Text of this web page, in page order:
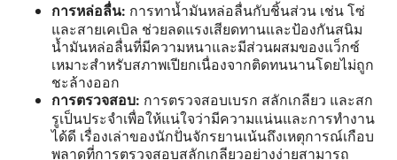
การหล่อลื่น: การทาน้ำมันหล่อลื่นกับชิ้นส่วน เช่น โซ่
และสายเคเบิล ช่วยลดแรงเสียดทานและป้องกันสนิม
น้ำมันหล่อลื่นที่มีความหนาและมีส่วนผสมของแว็กซ์
เหมาะสำหรับสภาพเปียกเนื่องจากติดทนนานโดยไม่ถูก
ชะล้างออก
การตรวจสอบ: การตรวจสอบเบรก สลักเกลียว และสก
รูเป็นประจำเพื่อให้แน่ใจว่ามีความแน่นและการทำงาน
ได้ดี เรื่องเล่าของนักปั่นจักรยานเน้นถึงเหตุการณ์เกือบ
พลาดที่การตรวจสอบสลักเกลียวอย่างง่ายสามารถ